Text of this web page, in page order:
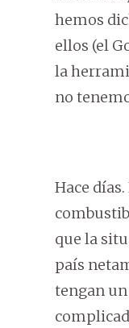
hemos
ellos (el
la
no
Hace
que la
país
tengan un